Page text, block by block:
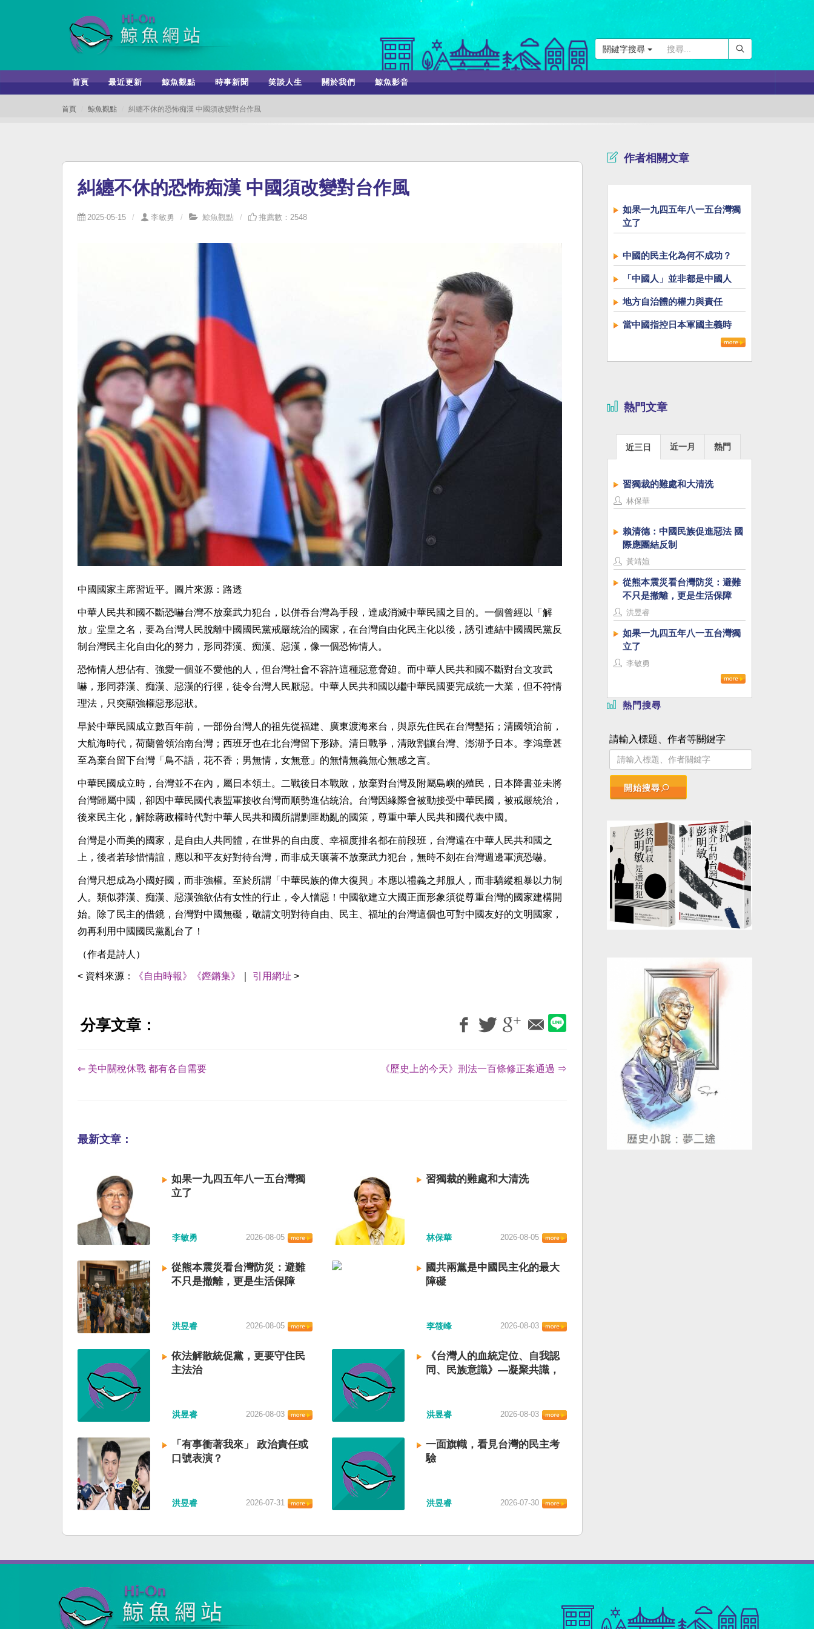
關鍵字搜尋
首頁 最近更新 鯨魚觀點 時事新聞 笑談人生 關於我們 鯨魚影音
首頁 鯨魚觀點 糾纏不休的恐怖痴漢 中國須改變對台作風
糾纏不休的恐怖痴漢 中國須改變對台作風
2025-05-15 李敏勇 鯨魚觀點 推薦數：2548
中國國家主席習近平。圖片來源：路透
中華人民共和國不斷恐嚇台灣不放棄武力犯台，以併吞台灣為手段，達成消滅中華民國之目的。一個曾經以「解
放」堂皇之名，要為台灣人民脫離中國國民黨戒嚴統治的國家，在台灣自由化民主化以後，誘引連結中國國民黨反
制台灣民主化自由化的努力，形同莽漢、痴漢、惡漢，像一個恐怖情人。
恐怖情人想佔有、強愛一個並不愛他的人，但台灣社會不容許這種惡意脅廹。而中華人民共和國不斷對台文攻武
嚇，形同莽漢、痴漢、惡漢的行徑，徒令台灣人民厭惡。中華人民共和國以繼中華民國要完成统一大業，但不符情
理法，只突顯強權惡形惡狀。
早於中華民國成立數百年前，一部份台灣人的祖先從福建、廣東渡海來台，與原先住民在台灣墾拓；清國領治前，
大航海時代，荷蘭曾領治南台灣；西班牙也在北台灣留下形跡。清日戰爭，清敗割讓台灣、澎湖予日本。李鴻章甚
至為棄台留下台灣「鳥不語，花不香；男無情，女無意」的無情無義無心無感之言。
中華民國成立時，台灣並不在內，屬日本領土。二戰後日本戰敗，放棄對台灣及附屬島嶼的殖民，日本降書並未將
台灣歸屬中國，卻因中華民國代表盟軍接收台灣而順勢進佔統治。台灣因緣際會被動接受中華民國，被戒嚴統治，
後來民主化，解除蔣政權時代對中華人民共和國所謂剿匪勘亂的國策，尊重中華人民共和國代表中國。
台灣是小而美的國家，是自由人共同體，在世界的自由度、幸福度排名都在前段班，台灣遠在中華人民共和國之
上，後者若珍惜情誼，應以和平友好對待台灣，而非成天嚷著不放棄武力犯台，無時不刻在台灣週邊軍演恐嚇。
台灣只想成為小國好國，而非強權。至於所謂「中華民族的偉大復興」本應以禮義之邦服人，而非驕縱粗暴以力制
人。類似莽漢、痴漢、惡漢強欲佔有女性的行止，令人憎惡！中國欲建立大國正面形象須從尊重台灣的國家建構開
始。除了民主的借鏡，台灣對中國無礙，敬請文明對待自由、民主、福址的台灣這個也可對中國友好的文明國家，
勿再利用中國國民黨亂台了！
（作者是詩人）
< 資料來源： 《自由時報》《鏗鏘集》 引用網址 >
分享文章：
⇐ 美中關稅休戰 都有各自需要 《歷史上的今天》刑法一百條修正案通過 ⇒
最新文章：
如果一九四五年八一五台灣獨
立了
李敏勇 2026-08-05
習獨裁的難處和大清洗
林保華 2026-08-05
從熊本震災看台灣防災：避難
不只是撤離，更是生活保障
洪昱睿 2026-08-05
國共兩黨是中國民主化的最大
障礙
李筱峰 2026-08-03
依法解散統促黨，更要守住民
主法治
洪昱睿 2026-08-03
《台灣人的血統定位、自我認
同、民族意識》—凝聚共識，
洪昱睿 2026-08-03
「有事衝著我來」 政治責任或
口號表演？
洪昱睿 2026-07-31
一面旗幟，看見台灣的民主考
驗
洪昱睿 2026-07-30
作者相關文章
如果一九四五年八一五台灣獨
立了
中國的民主化為何不成功？
「中國人」並非都是中國人
地方自治體的權力與責任
當中國指控日本軍國主義時
熱門文章
近三日 近一月 熱門
習獨裁的難處和大清洗
林保華
賴清德：中國民族促進惡法 國
際應團結反制
黃靖媗
從熊本震災看台灣防災：避難
不只是撤離，更是生活保障
洪昱睿
如果一九四五年八一五台灣獨
立了
李敏勇
熱門搜尋
請輸入標題、作者等關鍵字
開始搜尋